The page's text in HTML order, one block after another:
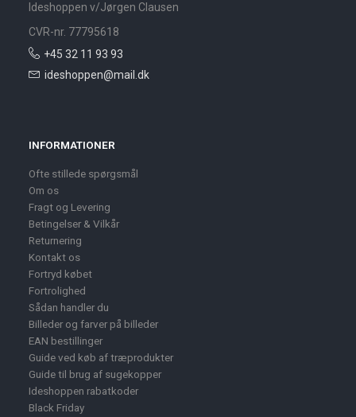
Ideshoppen v/Jørgen Clausen
CVR-nr. 77795618
+45 32 11 93 93
ideshoppen@mail.dk
INFORMATIONER
Ofte stillede spørgsmål
Om os
Fragt og Levering
Betingelser & Vilkår
Returnering
Kontakt os
Fortryd købet
Fortrolighed
Sådan handler du
Billeder og farver på billeder
EAN bestillinger
Guide ved køb af træprodukter
Guide til brug af sugekopper
Ideshoppen rabatkoder
Black Friday